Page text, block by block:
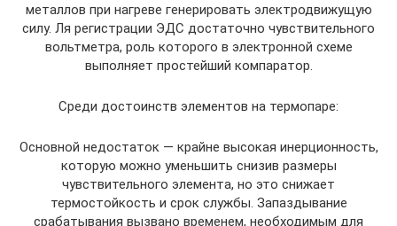
металлов при нагреве генерировать электродвижущую
силу. Ля регистрации ЭДС достаточно чувствительного
вольтметра, роль которого в электронной схеме
выполняет простейший компаратор.
Среди достоинств элементов на термопаре:
Основной недостаток — крайне высокая инерционность,
которую можно уменьшить снизив размеры
чувствительного элемента, но это снижает
термостойкость и срок службы. Запаздывание
срабатывания вызвано временем, необходимым для